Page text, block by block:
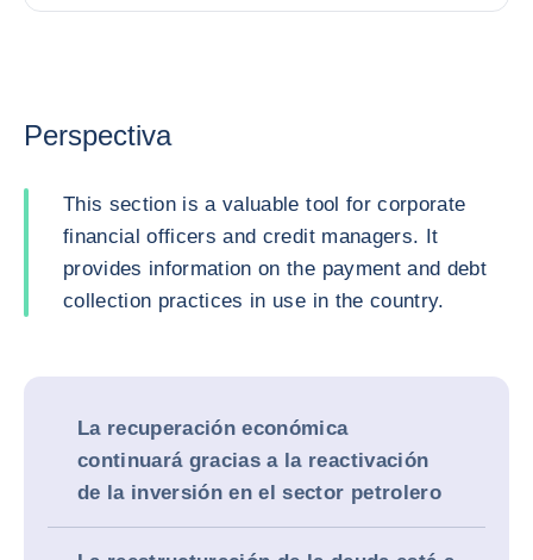
Perspectiva
This section is a valuable tool for corporate
financial officers and credit managers. It
provides information on the payment and debt
collection practices in use in the country.
La recuperación económica
continuará gracias a la reactivación
de la inversión en el sector petrolero